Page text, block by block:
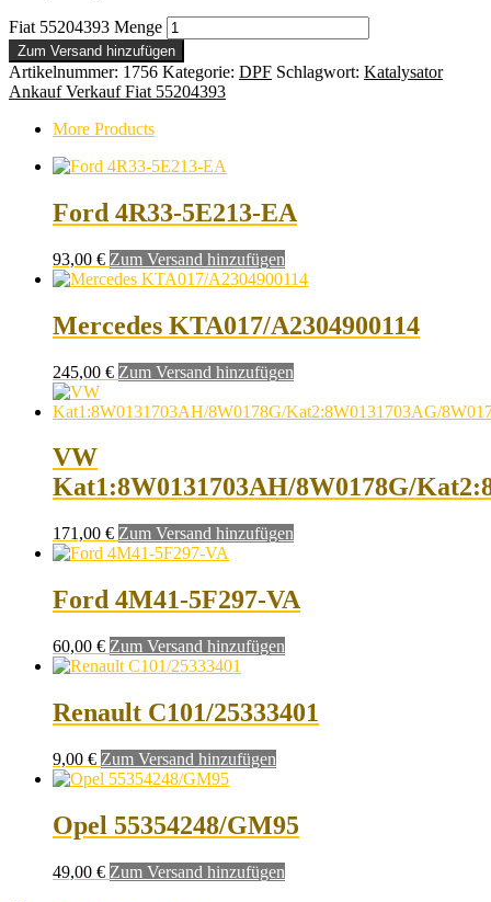
Fiat 55204393 Menge
Zum Versand hinzufügen
Artikelnummer: 1756 Kategorie: DPF Schlagwort: Katalysator
Ankauf Verkauf Fiat 55204393
More Products
Ford 4R33-5E213-EA
93,00 € Zum Versand hinzufügen
Mercedes KTA017/A2304900114
245,00 € Zum Versand hinzufügen
VW
Kat1:8W0131703AH/8W0178G/
171,00 € Zum Versand hinzufügen
Ford 4M41-5F297-VA
60,00 € Zum Versand hinzufügen
Renault C101/25333401
9,00 € Zum Versand hinzufügen
Opel 55354248/GM95
49,00 € Zum Versand hinzufügen